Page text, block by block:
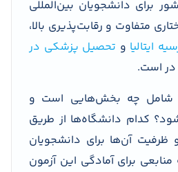
برای دانشجویان بین‌المللی
متفاوت و رقابت‌پذیری بالا،
ایتالیا و تحصیل پزشکی در
در است.
شامل چه بخش‌هایی است و
کدام دانشگاه‌ها از طریق
آن‌ها برای دانشجویان
برای آمادگی این آزمون